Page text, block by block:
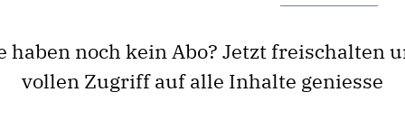
haben noch kein Abo? Jetzt freischalten
vollen Zugriff auf alle Inhalte geniesse